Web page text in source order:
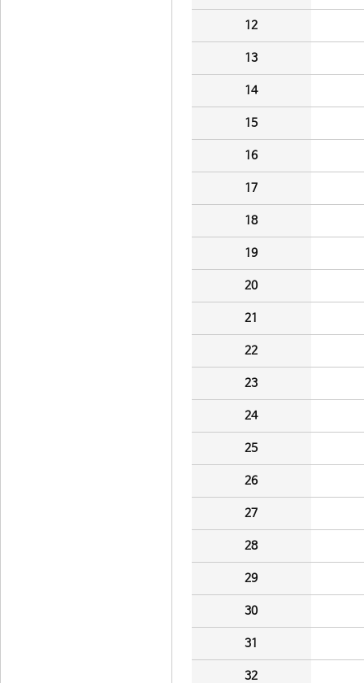
12
13
14
15
16
17
18
19
20
21
22
23
24
25
26
27
28
29
30
31
32